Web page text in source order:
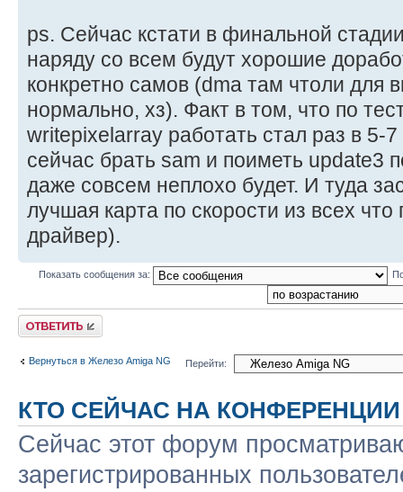
ps. Сейчас кстати в финальной
наряду со всем будут хорошие
конкретно самов (dma там чтоли для
нормально, хз). Факт в том, что по
writepixelarray работать стал раз в 5-
сейчас брать sam и поиметь update3
даже совсем неплохо будет. И туда
лучшая карта по скорости из всех
драйвер).
Показать сообщения за:
Ответить
Вернуться в Железо Amiga NG Перейти:
КТО СЕЙЧАС НА КОНФЕРЕНЦИИ
Сейчас этот форум
зарегистрированных